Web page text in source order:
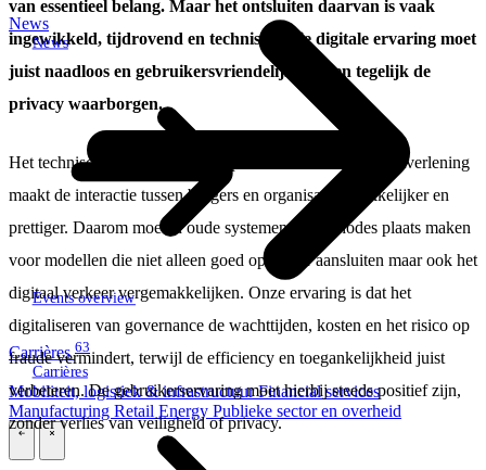
News
News
Events overview
Carrières63
Carrières
Mobiliteit, logistiek & infrastructuurFinancial services
Manufacturing Retail Energy Publieke sector en overheid
van essentieel belang. Maar het ontsluiten daarvan is vaak
ingewikkeld, tijdrovend en technisch. Die digitale ervaring moet
juist naadloos en gebruikersvriendelijk zijn, en tegelijk de
privacy waarborgen.
Het technisch optimaliseren van publieke en sociale dienstverlening
maakt de interactie tussen burgers en organisaties makkelijker en
prettiger. Daarom moeten oude systemen en methodes plaats maken
voor modellen die niet alleen goed op elkaar aansluiten maar ook het
digitaal verkeer vergemakkelijken. Onze ervaring is dat het
digitaliseren van governance de wachttijden, kosten en het risico op
fraude vermindert, terwijl de efficiency en toegankelijkheid juist
verbeteren. De gebruikerservaring moet hierbij steeds positief zijn,
zonder verlies van veiligheid of privacy.